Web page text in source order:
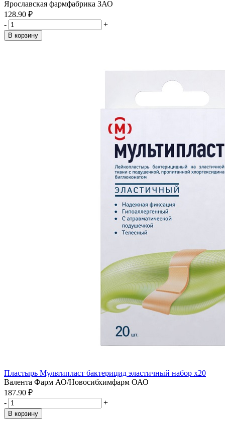
Ярославская фармфабрика ЗАО
128.90 ₽
-
+
В корзину
Пластырь Мультипласт бактерицид эластичный набор x20
Валента Фарм АО/Новосибхимфарм ОАО
187.90 ₽
-
+
В корзину